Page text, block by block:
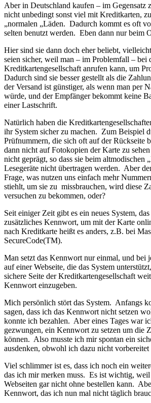
Aber in Deutschland kaufen – im Gegensatz
nicht unbedingt sonst viel mit Kreditkarten,
„normalen „Läden. Dadurch kommt es oft
selten benutzt werden. Eben dann nur beim
Hier sind sie dann doch eher beliebt,
seien sicher, weil man – im Problemfall – bei
Kreditkartengesellschaft anrufen kann, um
Dadurch sind sie besser gestellt als die
der Versand ist günstiger, als wenn man per
würde, und der Empfänger bekommt keine
einer Lastschrift.
Natürlich haben die
ihr System sicher zu machen. Zum Beispiel
Prüfnummern, die sich oft auf der Rückseite
dann nicht auf Fotokopien der Karte zu
nicht geprägt, so dass sie beim altmodischen
Lesegeräte nicht übertragen werden. Aber
Frage, was nutzen uns einfach mehr
stiehlt, um sie zu missbrauchen, wird diese
versuchen zu bekommen, oder?
Seit einiger Zeit gibt es ein neues System,
zusätzliches Kennwort, um mit der Karte
nach Kreditkarte heißt es anders, z.B. bei
SecureCode(TM).
Man setzt das Kennwort nur einmal, und bei
auf einer Webseite, die das System
sichere Seite der Kreditkartengesellschaft
Kennwort einzugeben.
Mich persönlich stört das System. Anfangs
sagen, dass ich das Kennwort nicht setzen
konnte ich bezahlen. Aber eines Tages war
gezwungen, ein Kennwort zu setzen um die
können. Also musste ich mir spontan ein
ausdenken, obwohl ich dazu nicht vorbereitet
Viel schlimmer ist es, dass ich noch ein
das ich mir merken muss. Es ist wichtig,
Webseiten gar nicht ohne bestellen kann.
Kennwort, das ich nun mal nicht täglich